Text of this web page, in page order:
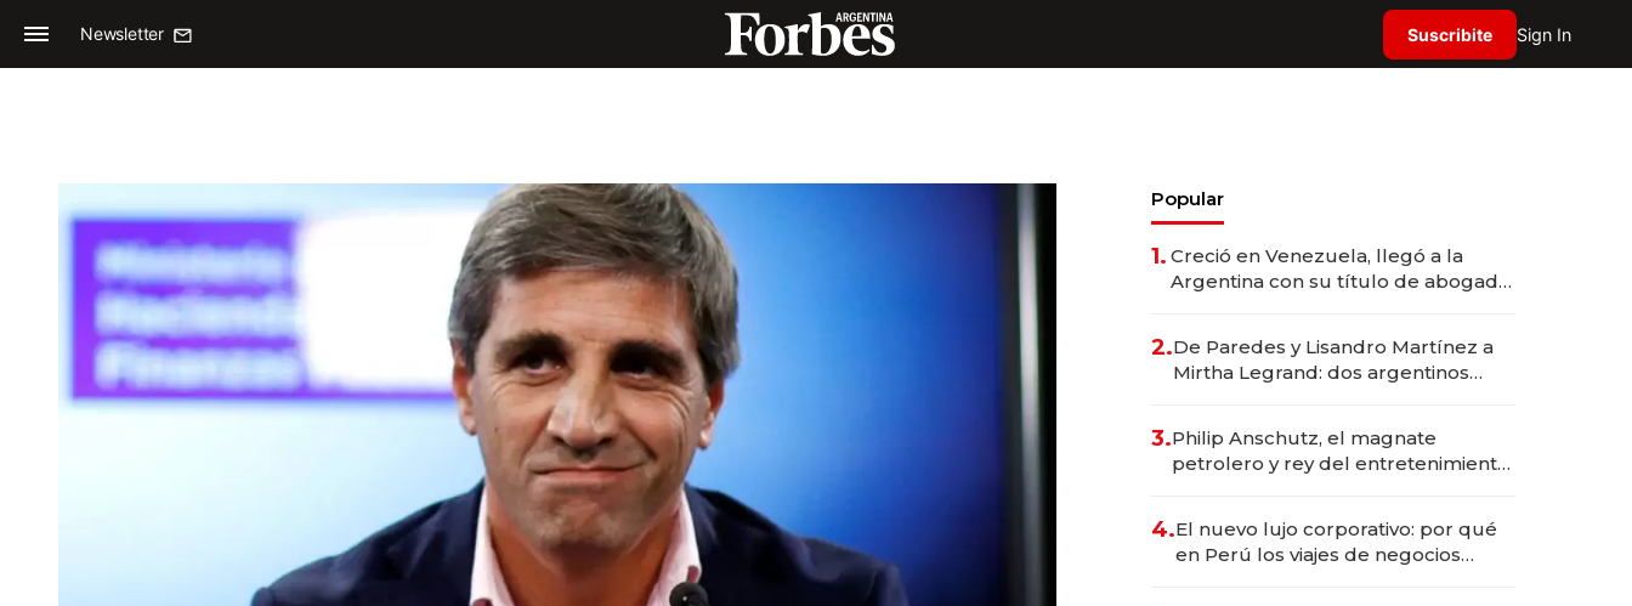
Newsletter Suscribite Sign In
Popular
1. Creció en Venezuela, llegó a la
Argentina con su título de abogado
marcas "fast premium"
2.De Paredes y Lisandro Martínez a
Mirtha Legrand: dos argentinos
3.Philip Anschutz, el magnate
petrolero y rey del entretenimiento
4.El nuevo lujo corporativo: por qué
en Perú los viajes de negocios